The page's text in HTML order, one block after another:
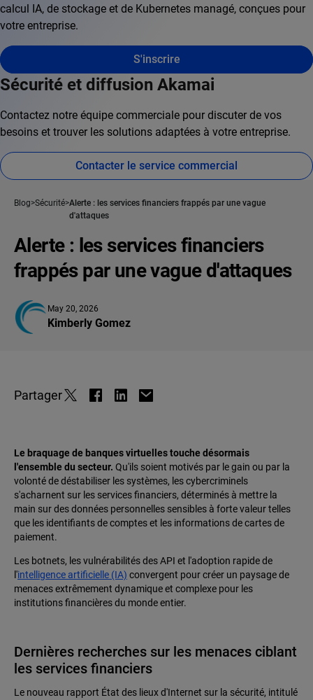
calcul IA, de stockage et de Kubernetes managé, conçues pour
votre entreprise.
S'inscrire
Sécurité et diffusion Akamai
Contactez notre équipe commerciale pour discuter de vos
besoins et trouver les solutions adaptées à votre entreprise.
Contacter le service commercial
Blog Sécurité Alerte : les services financiers frappés par une vague
d'attaques
Alerte : les services financiers
frappés par une vague d'attaques
May 20, 2026
Kimberly Gomez
Partager
Le braquage de banques virtuelles touche désormais
l'ensemble du secteur. Qu'ils soient motivés par le gain ou par la
volonté de déstabiliser les systèmes, les cybercriminels
s'acharnent sur les services financiers, déterminés à mettre la
main sur des données personnelles sensibles à forte valeur telles
que les identifiants de comptes et les informations de cartes de
paiement.
Les botnets, les vulnérabilités des API et l'adoption rapide de
l'intelligence artificielle (IA) convergent pour créer un paysage de
menaces extrêmement dynamique et complexe pour les
institutions financières du monde entier.
Dernières recherches sur les menaces ciblant
les services financiers
Le nouveau rapport État des lieux d'Internet sur la sécurité, intitulé